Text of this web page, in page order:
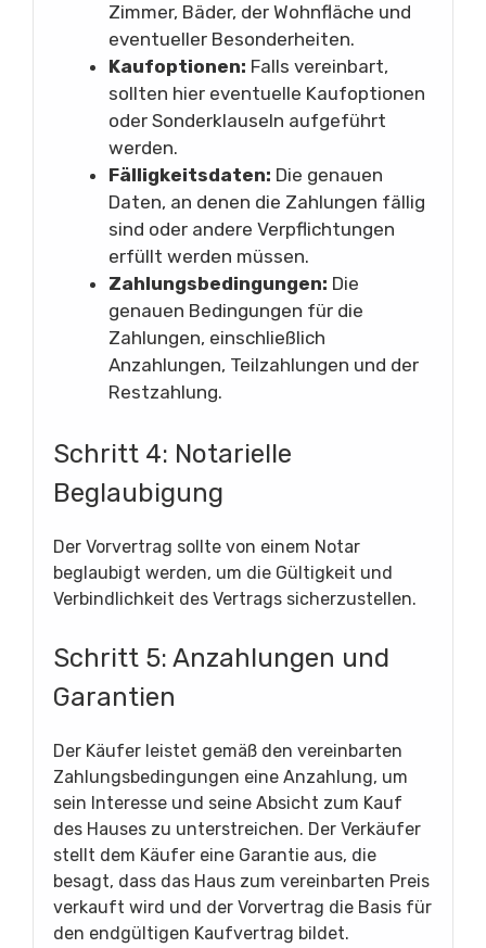
Zimmer, Bäder, der Wohnfläche und
eventueller Besonderheiten.
Kaufoptionen: Falls vereinbart,
sollten hier eventuelle Kaufoptionen
oder Sonderklauseln aufgeführt
werden.
Fälligkeitsdaten: Die genauen
Daten, an denen die Zahlungen fällig
sind oder andere Verpflichtungen
erfüllt werden müssen.
Zahlungsbedingungen: Die
genauen Bedingungen für die
Zahlungen, einschließlich
Anzahlungen, Teilzahlungen und der
Restzahlung.
Schritt 4: Notarielle
Beglaubigung
Der Vorvertrag sollte von einem Notar
beglaubigt werden, um die Gültigkeit und
Verbindlichkeit des Vertrags sicherzustellen.
Schritt 5: Anzahlungen und
Garantien
Der Käufer leistet gemäß den vereinbarten
Zahlungsbedingungen eine Anzahlung, um
sein Interesse und seine Absicht zum Kauf
des Hauses zu unterstreichen. Der Verkäufer
stellt dem Käufer eine Garantie aus, die
besagt, dass das Haus zum vereinbarten Preis
verkauft wird und der Vorvertrag die Basis für
den endgültigen Kaufvertrag bildet.